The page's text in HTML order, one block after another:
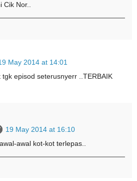
Nor..
May 2014 at 14:01
episod seterusnyerr ..TERBAIK
19 May 2014 at 16:10
awal kot-kot terlepas..